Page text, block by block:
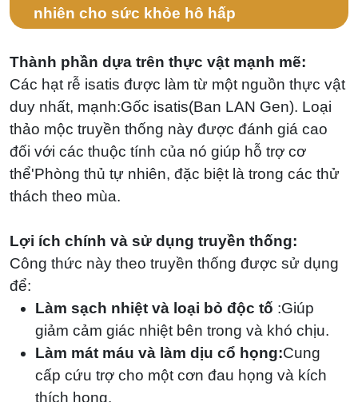
nhiên cho sức khỏe hô hấp
Thành phần dựa trên thực vật mạnh mẽ:
Các hạt rễ isatis được làm từ một nguồn thực vật
duy nhất, mạnh:Gốc isatis(Ban LAN Gen). Loại
thảo mộc truyền thống này được đánh giá cao
đối với các thuộc tính của nó giúp hỗ trợ cơ
thể'Phòng thủ tự nhiên, đặc biệt là trong các thử
thách theo mùa.
Lợi ích chính và sử dụng truyền thống:
Công thức này theo truyền thống được sử dụng
để:
Làm sạch nhiệt và loại bỏ độc tố :Giúp
giảm cảm giác nhiệt bên trong và khó chịu.
Làm mát máu và làm dịu cổ họng:Cung
cấp cứu trợ cho một cơn đau họng và kích
thích họng.